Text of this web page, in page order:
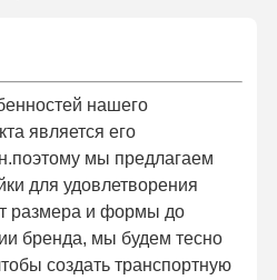
нашего
является его
мы предлагаем
для удовлетворения
размера и формы до
бренда, мы будем тесно
создать транспортную